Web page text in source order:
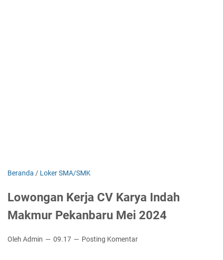
Beranda / Loker SMA/SMK
Lowongan Kerja CV Karya Indah
Makmur Pekanbaru Mei 2024
Oleh Admin 09.17 Posting Komentar